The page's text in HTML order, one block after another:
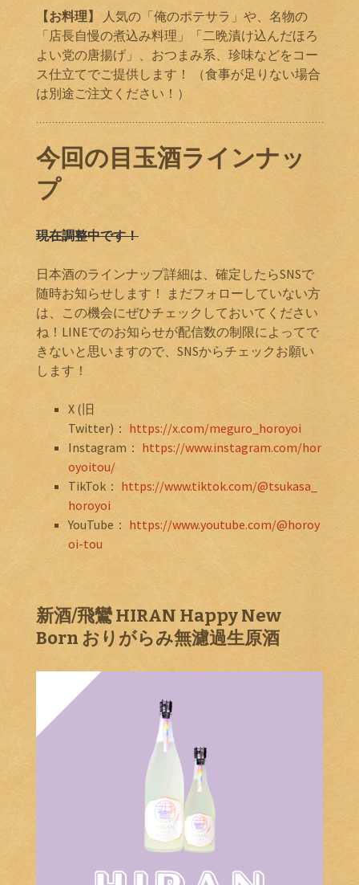
【お料理】
人気の「俺のポテサラ」や、名物の
「店長自慢の煮込み料理」「二晩漬け込んだほろ
よい党の唐揚げ」、おつまみ系、珍味などをコー
ス仕立てでご提供します！ （食事が足りない場合
は別途ご注文ください！）
今回の目玉酒ラインナッ
プ
現在調整中です！
日本酒のラインナップ詳細は、確定したらSNSで
随時お知らせします！ まだフォローしていない方
は、この機会にぜひチェックしておいてください
ね！LINEでのお知らせが配信数の制限によってで
きないと思いますので、SNSからチェックお願い
します！
X (旧
Twitter)： https://x.com/meguro_horoyoi
Instagram： https://www.instagram.com/hor
oyoitou/
TikTok： https://www.tiktok.com/@tsukasa_
horoyoi
YouTube： https://www.youtube.com/@horoy
oi-tou
新酒/飛鸞 HIRAN Happy New
Born おりがらみ無濾過生原酒